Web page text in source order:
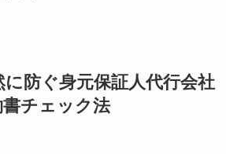
に防ぐ身元保証人代行会社
チェック法